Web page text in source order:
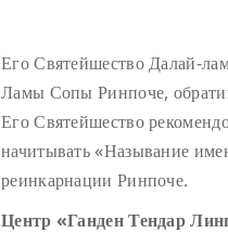
Его Святейшество Далай-
Ламы Сопы Ринпоче,
Его Святейшество
начитывать «Называние
реинкарнации Ринпоче.
Центр «Ганден Тендар